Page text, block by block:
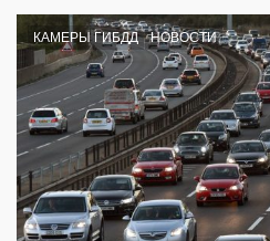
КАМЕРЫ ГИБДД НОВОСТИ